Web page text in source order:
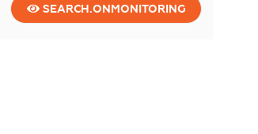
SEARCH.ONMONITORING